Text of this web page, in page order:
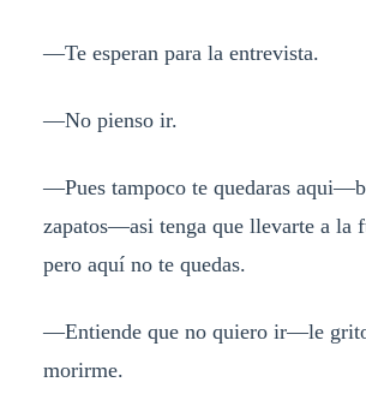
—Te esperan para la entrevista.
—No pienso ir.
—Pues tampoco te quedaras
zapatos—asi tenga que llevarte a la
pero aquí no te quedas.
—Entiende que no quiero ir—le
morirme.